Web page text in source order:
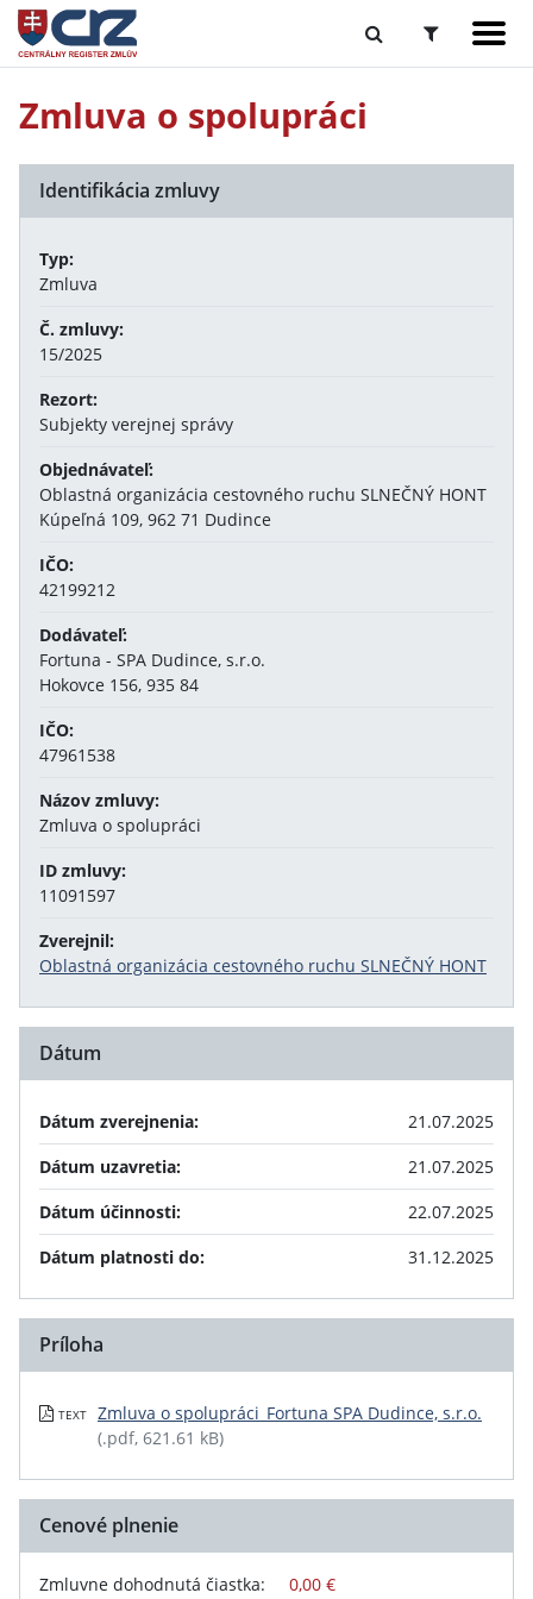
Zmluva o spolupráci
Identifikácia zmluvy
Typ:
Zmluva
Č. zmluvy:
15/2025
Rezort:
Subjekty verejnej správy
Objednávateľ:
Oblastná organizácia cestovného ruchu SLNEČNÝ HONT
Kúpeľná 109, 962 71 Dudince
IČO:
42199212
Dodávateľ:
Fortuna - SPA Dudince, s.r.o.
Hokovce 156, 935 84
IČO:
47961538
Názov zmluvy:
Zmluva o spolupráci
ID zmluvy:
11091597
Zverejnil:
Oblastná organizácia cestovného ruchu SLNEČNÝ HONT
Dátum
Dátum zverejnenia:
21.07.2025
Dátum uzavretia:
21.07.2025
Dátum účinnosti:
22.07.2025
Dátum platnosti do:
31.12.2025
Príloha
TEXT
Zmluva o spolupráci_Fortuna SPA Dudince, s.r.o.
(.pdf, 621.61 kB)
Cenové plnenie
Zmluvne dohodnutá čiastka: 0,00 €